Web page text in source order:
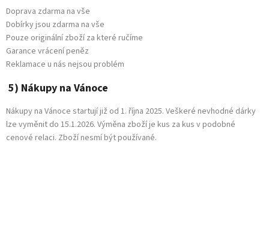
Doprava zdarma na vše
Dobírky jsou zdarma na vše
Pouze originální zboží za které ručíme
Garance vrácení peněz
Reklamace u nás nejsou problém
5) Nákupy na Vánoce
Nákupy na Vánoce startují již od 1. října 2025. Veškeré nevhodné dárky
lze vyměnit do 15.1.2026. Výměna zboží je kus za kus v podobné
cenové relaci. Zboží nesmí být používané.